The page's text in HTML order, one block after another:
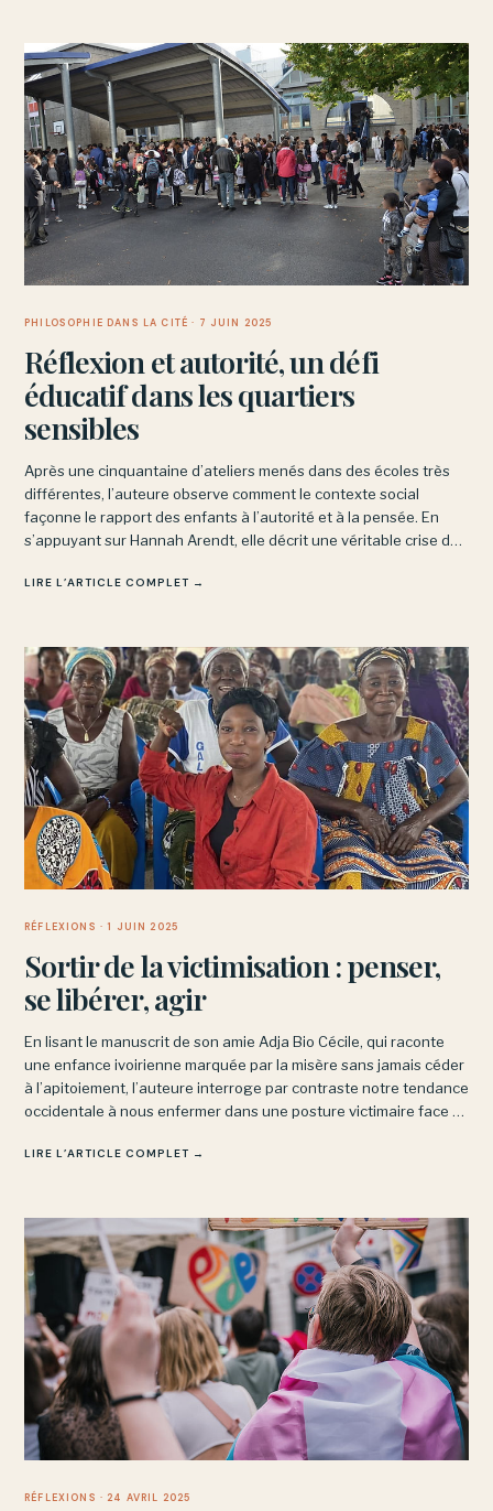
PHILOSOPHIE DANS LA CITÉ · 7 JUIN 2025
Réflexion et autorité, un défi
éducatif dans les quartiers
sensibles
Après une cinquantaine d’ateliers menés dans des écoles très
différentes, l’auteure observe comment le contexte social
façonne le rapport des enfants à l’autorité et à la pensée. En
s’appuyant sur Hannah Arendt, elle décrit une véritable crise de
LIRE L’ARTICLE COMPLET →
RÉFLEXIONS · 1 JUIN 2025
Sortir de la victimisation : penser,
se libérer, agir
En lisant le manuscrit de son amie Adja Bio Cécile, qui raconte
une enfance ivoirienne marquée par la misère sans jamais céder
à l’apitoiement, l’auteure interroge par contraste notre tendance
occidentale à nous enfermer dans une posture victimaire face à
LIRE L’ARTICLE COMPLET →
RÉFLEXIONS · 24 AVRIL 2025